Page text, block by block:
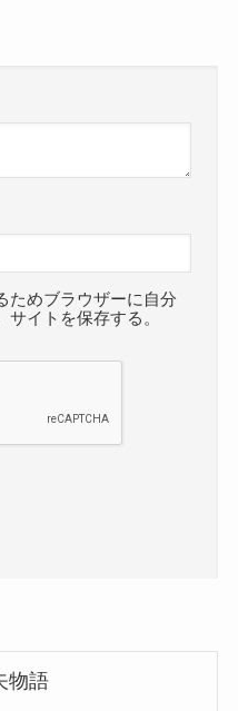
ためブラウザーに自分
イトを保存する。
物語